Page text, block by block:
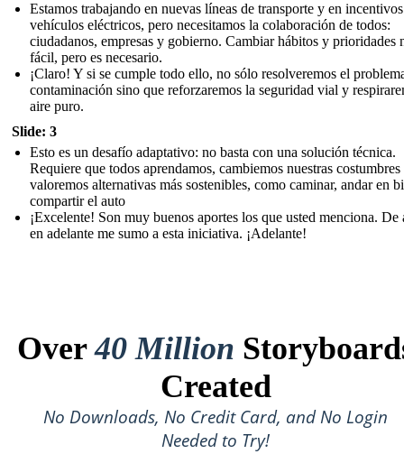
Estamos trabajando en nuevas líneas de transporte y en
vehículos eléctricos, pero necesitamos la colaboración de todos:
ciudadanos, empresas y gobierno. Cambiar hábitos y prioridades
fácil, pero es necesario.
¡Claro! Y si se cumple todo ello, no sólo resolveremos el
contaminación sino que reforzaremos la seguridad vial y
aire puro.
Slide: 3
Esto es un desafío adaptativo: no basta con una solución técnica.
Requiere que todos aprendamos, cambiemos nuestras costumbres
valoremos alternativas más sostenibles, como caminar, andar en
compartir el auto
¡Excelente! Son muy buenos aportes los que usted menciona. De
en adelante me sumo a esta iniciativa. ¡Adelante!
Over40 Million
Created
No Downloads, No Credit Card, and No Login
Needed to Try!